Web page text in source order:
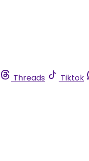
Threads Tiktok